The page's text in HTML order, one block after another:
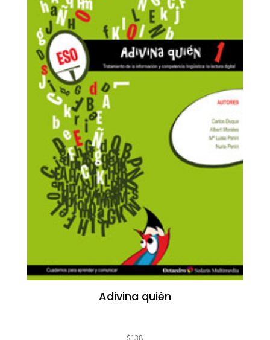
Adivina quién
$138